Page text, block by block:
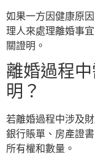
如果一方因健康原
理人來處理離婚事
關證明。
離婚過程
明？
若離婚過程中涉及
銀行賬單、房產證
所有權和數量。